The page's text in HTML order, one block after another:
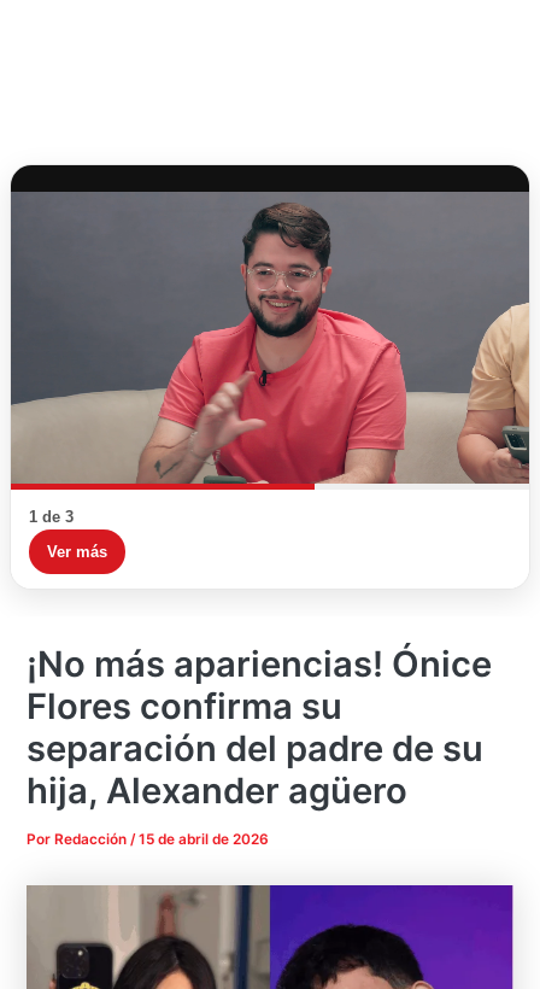
1 de 3
Ver más
¡No más apariencias! Ónice
Flores confirma su
separación del padre de su
hija, Alexander agüero
Por Redacción/15 de abril de 2026